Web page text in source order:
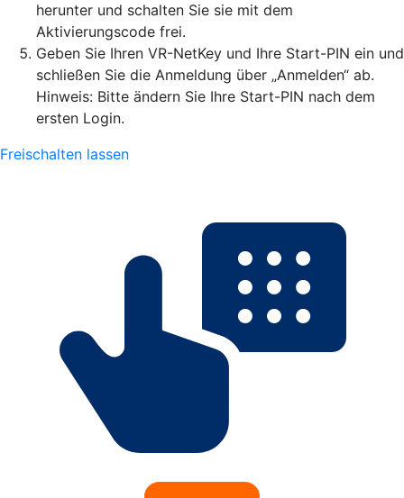
herunter und schalten Sie sie mit dem
Aktivierungscode frei.
Geben Sie Ihren VR-NetKey und Ihre Start-PIN ein und
schließen Sie die Anmeldung über „Anmelden“ ab.
Hinweis: Bitte ändern Sie Ihre Start-PIN nach dem
ersten Login.
Freischalten lassen